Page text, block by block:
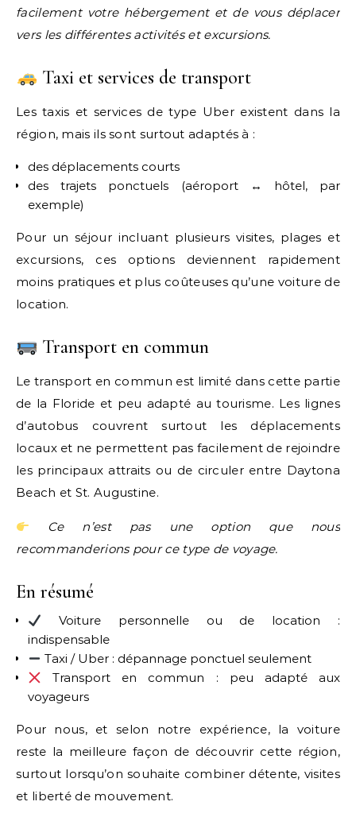
facilement votre hébergement et de vous déplacer
vers les différentes activités et excursions.
Taxi et services de transport
Les taxis et services de type Uber existent dans la
région, mais ils sont surtout adaptés à :
des déplacements courts
des trajets ponctuels (aéroport ↔ hôtel, par
exemple)
Pour un séjour incluant plusieurs visites, plages et
excursions, ces options deviennent rapidement
moins pratiques et plus coûteuses qu’une voiture de
location.
Transport en commun
Le transport en commun est limité dans cette partie
de la Floride et peu adapté au tourisme. Les lignes
d’autobus couvrent surtout les déplacements
locaux et ne permettent pas facilement de rejoindre
les principaux attraits ou de circuler entre Daytona
Beach et St. Augustine.
Ce n’est pas une option que nous
recommanderions pour ce type de voyage.
En résumé
Voiture personnelle ou de location :
indispensable
Taxi / Uber : dépannage ponctuel seulement
Transport en commun : peu adapté aux
voyageurs
Pour nous, et selon notre expérience, la voiture
reste la meilleure façon de découvrir cette région,
surtout lorsqu’on souhaite combiner détente, visites
et liberté de mouvement.